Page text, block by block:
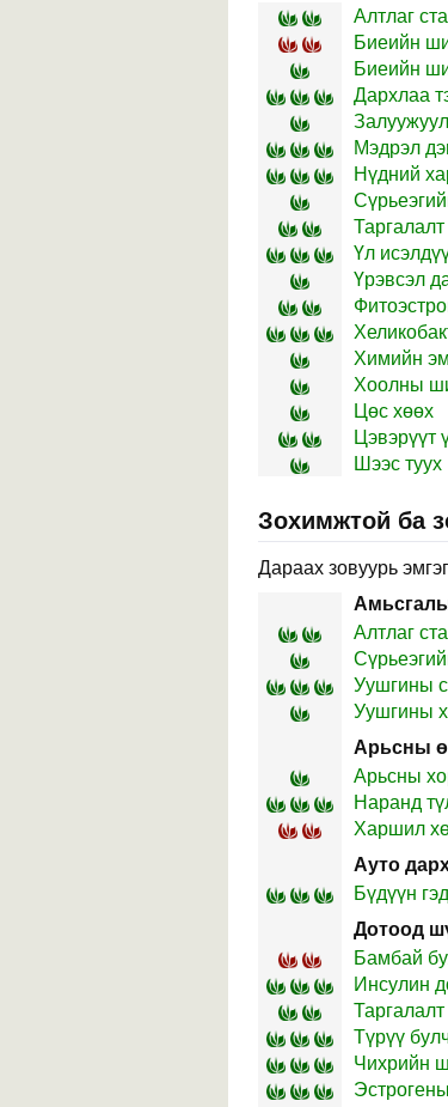
Алтлаг
Биеийн
Биеийн
Дархлаа
Мэдрэл
Нүдний
Үл
Үрэвсэл
Химийн
Хоолны
Цөс хөөх
Цэвэрүүт
Шээс туух
Зохимжтой ба
Дараах зовуурь
Алтлаг
Уушгины
Уушгины
Арьсны
Арьсны
Наранд
Харшил
Ауто
Бүдүүн
Дотоод
Бамбай
Инсулин
Түрүү
Чихрийн